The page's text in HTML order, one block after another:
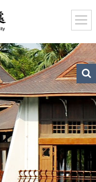
文
化
資
搜
尋